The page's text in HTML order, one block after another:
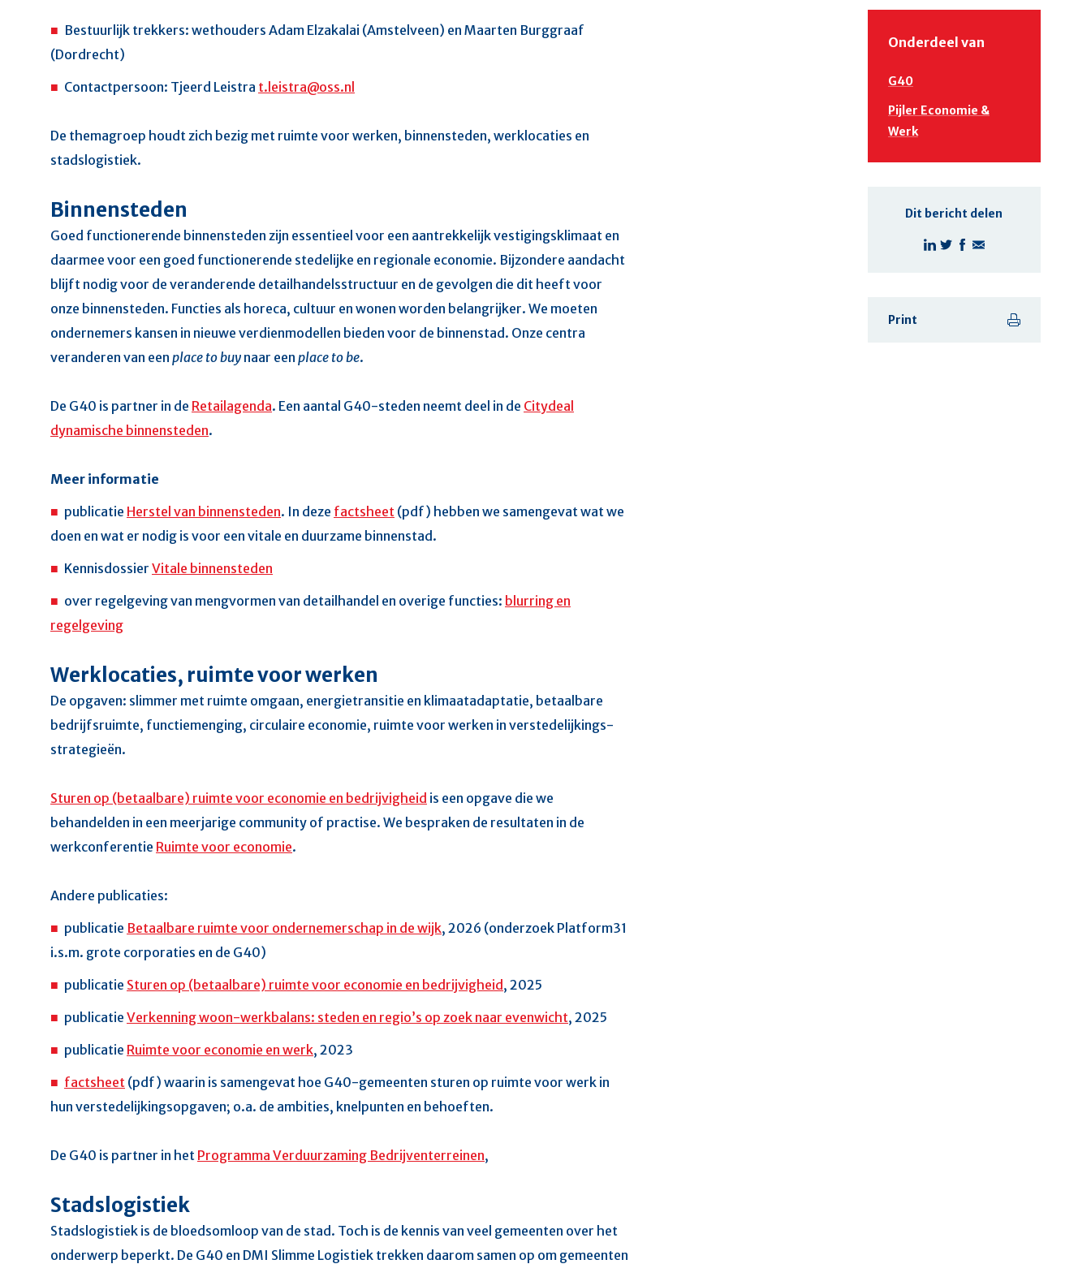
Bestuurlijk trekkers: wethouders Adam Elzakalai (Amstelveen) en Maarten Burggraaf
(Dordrecht)
Contactpersoon: Tjeerd Leistra t.leistra@oss.nl
De themagroep houdt zich bezig met ruimte voor werken, binnensteden, werklocaties en
stadslogistiek.
Binnensteden
Goed functionerende binnensteden zijn essentieel voor een aantrekkelijk vestigingsklimaat en
daarmee voor een goed functionerende stedelijke en regionale economie. Bijzondere aandacht
blijft nodig voor de veranderende detailhandelsstructuur en de gevolgen die dit heeft voor
onze binnensteden. Functies als horeca, cultuur en wonen worden belangrijker. We moeten
ondernemers kansen in nieuwe verdienmodellen bieden voor de binnenstad. Onze centra
veranderen van een place to buy naar een place to be.
De G40 is partner in de Retailagenda. Een aantal G40-steden neemt deel in de Citydeal
dynamische binnensteden.
Meer informatie
publicatie Herstel van binnensteden. In deze factsheet (pdf) hebben we samengevat wat we
doen en wat er nodig is voor een vitale en duurzame binnenstad.
Kennisdossier Vitale binnensteden
over regelgeving van mengvormen van detailhandel en overige functies: blurring en
regelgeving
Werklocaties, ruimte voor werken
De opgaven: slimmer met ruimte omgaan, energietransitie en klimaatadaptatie, betaalbare
bedrijfsruimte, functiemenging, circulaire economie, ruimte voor werken in verstedelijkings-
strategieën.
Sturen op (betaalbare) ruimte voor economie en bedrijvigheid is een opgave die we
behandelden in een meerjarige community of practise. We bespraken de resultaten in de
werkconferentie Ruimte voor economie.
Andere publicaties:
publicatie Betaalbare ruimte voor ondernemerschap in de wijk, 2026 (onderzoek Platform31
i.s.m. grote corporaties en de G40)
publicatie Sturen op (betaalbare) ruimte voor economie en bedrijvigheid , 2025
publicatie Verkenning woon-werkbalans: steden en regio’s op zoek naar evenwicht, 2025
publicatie Ruimte voor economie en werk, 2023
factsheet (pdf) waarin is samengevat hoe G40-gemeenten sturen op ruimte voor werk in
hun verstedelijkingsopgaven; o.a. de ambities, knelpunten en behoeften.
De G40 is partner in het Programma Verduurzaming Bedrijventerreinen,
Stadslogistiek
Stadslogistiek is de bloedsomloop van de stad. Toch is de kennis van veel gemeenten over het
onderwerp beperkt. De G40 en DMI Slimme Logistiek trekken daarom samen op om gemeenten
Onderdeel van
G40
Pijler Economie &
Werk
Dit bericht delen
Print